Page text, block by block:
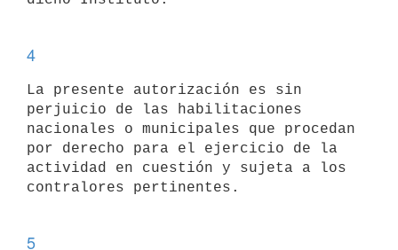
4
La presente autorización es sin
perjuicio de las habilitaciones
nacionales o municipales que procedan
por derecho para el ejercicio de la
actividad en cuestión y sujeta a los
contralores pertinentes.
5